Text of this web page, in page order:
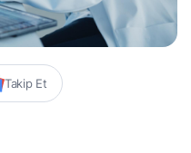
Takip Et